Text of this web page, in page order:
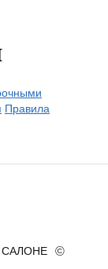
Правила
©